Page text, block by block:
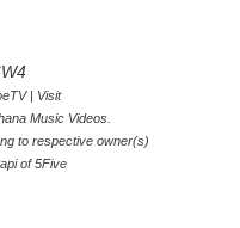
| Visit
Music Videos.
to respective owner(s)
of 5Five